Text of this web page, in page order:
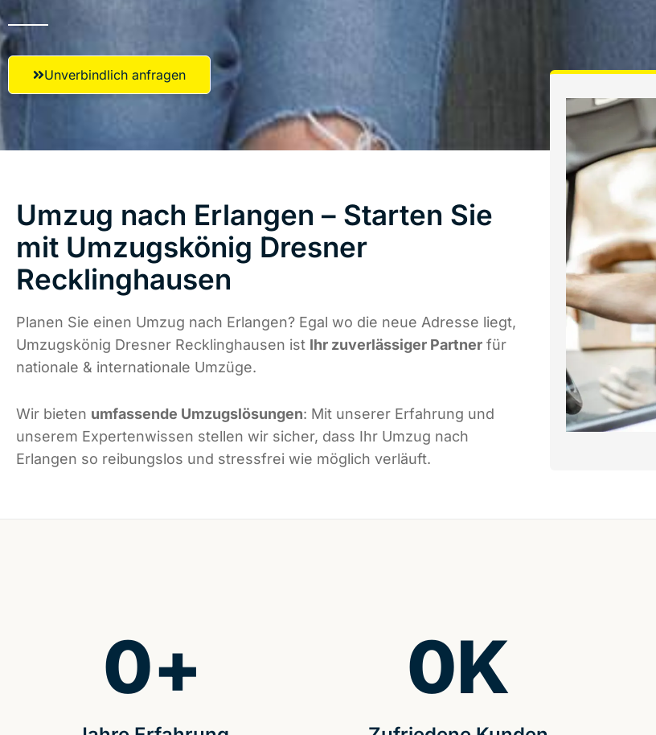
Unverbindlich anfragen
Umzug nach Erlangen – Starten Sie
mit Umzugskönig Dresner
Recklinghausen
Planen Sie einen Umzug nach Erlangen? Egal wo die neue Adresse liegt,
Umzugskönig Dresner Recklinghausen ist Ihr zuverlässiger Partner für
nationale & internationale Umzüge.
Wir bieten umfassende Umzugslösungen: Mit unserer Erfahrung und
unserem Expertenwissen stellen wir sicher, dass Ihr Umzug nach
Erlangen so reibungslos und stressfrei wie möglich verläuft.
0+ 0K